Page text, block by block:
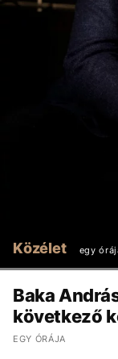
Közélet egy
Baka
következő
EGY ÓRÁJA